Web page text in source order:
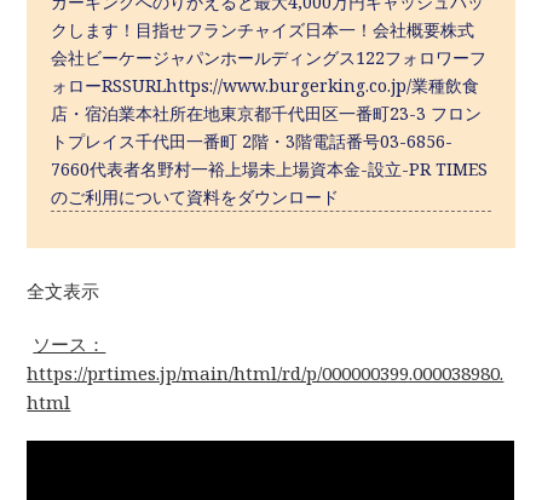
クします！目指せフランチャイズ日本一！会社概要株式
会社ビーケージャパンホールディングス122フォロワーフ
ォローRSSURLhttps://www.burgerking.co.jp/業種飲食
店・宿泊業本社所在地東京都千代田区一番町23-3 フロン
トプレイス千代田一番町 2階・3階電話番号03-6856-
7660代表者名野村一裕上場未上場資本金-設立-PR TIMES
のご利用について資料をダウンロード
全文表示
ソース：
https://prtimes.jp/main/html/rd/p/000000399.000038980.
html